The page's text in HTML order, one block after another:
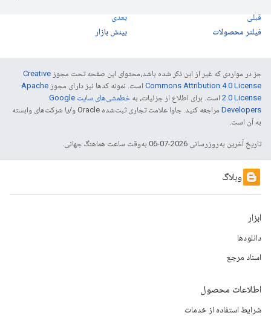
قبلی
فیلتر محصولات
بعدی
بینش بازار
جز در مواردی که غیر از این ذکر شده باشد،‌محتوای این صفحه تحت مجوز Creative
Commons Attribution 4.0 License است. نمونه کدها نیز دارای مجوز Apache
2.0 License است. برای اطلاع از جزئیات، به
خطمشی‌های سایت Google
Developers‏
مراجعه کنید. جاوا علامت تجاری ثبت‌شده Oracle و/یا شرکت‌های وابسته
به آن است.
تاریخ آخرین به‌روزرسانی 2026-07-06 به‌وقت ساعت هماهنگ جهانی.
وبلاگ
ابزار
دانلودها
اسناد مرجع
اطلاعات محصول
شرایط استفاده از خدمات